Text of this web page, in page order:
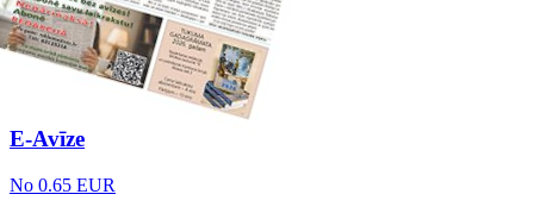
E-Avīze
No 0.65 EUR